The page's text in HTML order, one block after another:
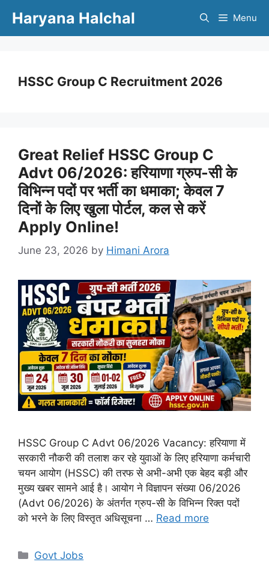
content
Haryana Halchal Menu
HSSC Group C Recruitment 2026
Great Relief HSSC Group C
Advt 06/2026: हरियाणा ग्रुप-सी के
विभिन्न पदों पर भर्ती का धमाका; केवल 7
दिनों के लिए खुला पोर्टल, कल से करें
Apply Online!
June 23, 2026 by Himani Arora
HSSC Group C Advt 06/2026 Vacancy: हरियाणा में
सरकारी नौकरी की तलाश कर रहे युवाओं के लिए हरियाणा कर्मचारी
चयन आयोग (HSSC) की तरफ से अभी-अभी एक बेहद बड़ी और
मुख्य खबर सामने आई है। आयोग ने विज्ञापन संख्या 06/2026
(Advt 06/2026) के अंतर्गत ग्रुप-सी के विभिन्न रिक्त पदों
को भरने के लिए विस्तृत अधिसूचना … Read more
Categories
Govt Jobs